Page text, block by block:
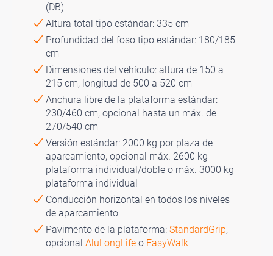
(DB)
Altura total tipo estándar: 335 cm
Profundidad del foso tipo estándar: 180/185
cm
Dimensiones del vehículo: altura de 150 a
215 cm, longitud de 500 a 520 cm
Anchura libre de la plataforma estándar:
230/460 cm, opcional hasta un máx. de
270/540 cm
Versión estándar: 2000 kg por plaza de
aparcamiento, opcional máx. 2600 kg
plataforma individual/doble o máx. 3000 kg
plataforma individual
Conducción horizontal en todos los niveles
de aparcamiento
Pavimento de la plataforma: StandardGrip,
opcional AluLongLife o EasyWalk